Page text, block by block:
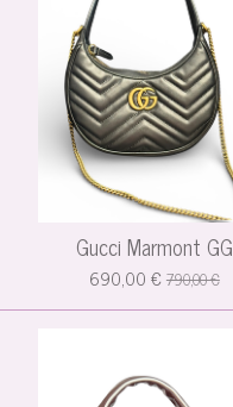
Gucci Marmont GG
690,00 € 790,00 €